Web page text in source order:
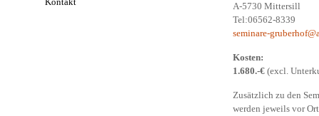
A-5730 Mittersill
Tel:06562-8339
seminare-
Kosten:
1.680.-€(excl.
Zusätzlich zu den
werden jeweils vor